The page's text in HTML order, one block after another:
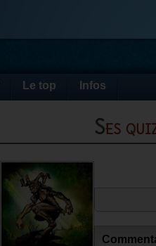
Le top Infos
Ses